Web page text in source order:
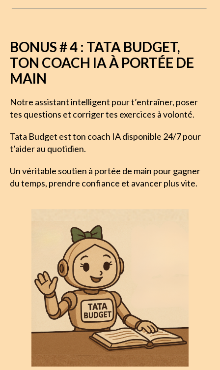
BONUS # 4 : TATA BUDGET,
TON COACH IA À PORTÉE DE
MAIN
Notre assistant intelligent pour t’entraîner, poser
tes questions et corriger tes exercices à volonté.
Tata Budget est ton coach IA disponible 24/7 pour
t’aider au quotidien.
Un véritable soutien à portée de main pour gagner
du temps, prendre confiance et avancer plus vite.